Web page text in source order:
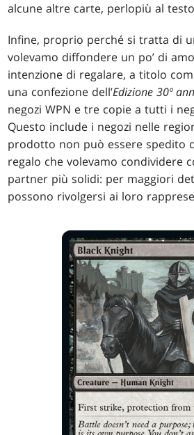
alcune altre carte, perlopiù al
Infine, proprio perché si tratta di
volevamo diffondere un po’ di
intenzione di regalare, a titolo
una confezione dell’Edizione 30º
negozi WPN e tre copie a tutti i
Questo include i negozi nelle
prodotto non può essere spedito
regalo che volevamo condividere
partner più solidi: per maggiori
possono rivolgersi ai loro